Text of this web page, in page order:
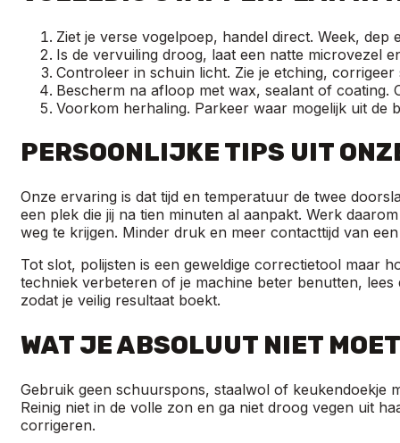
Ziet je verse vogelpoep, handel direct. Week, dep
Is de vervuiling droog, laat een natte microvezel
Controleer in schuin licht. Zie je etching,
Bescherm na afloop met wax, sealant of coating.
Voorkom herhaling. Parkeer waar mogelijk uit de
PERSOONLIJKE TIPS UIT
Onze ervaring is dat tijd en temperatuur de twee
een plek die jij na tien minuten al aanpakt. Werk
weg te krijgen. Minder druk en meer contacttijd van
Tot slot, polijsten is een geweldige correctietool maar
techniek verbeteren of je machine beter benutten,
zodat je veilig resultaat boekt.
WAT JE ABSOLUUT NIET
Gebruik geen schuurspons, staalwol of keukendoekje
Reinig niet in de volle zon en ga niet droog vegen uit
corrigeren.